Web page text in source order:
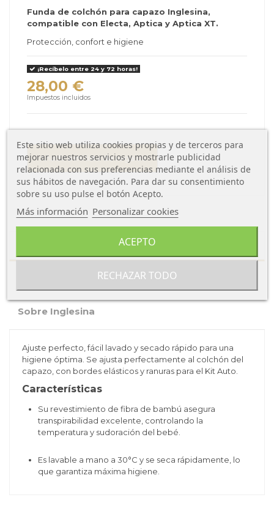
Funda de colchón para capazo Inglesina,
compatible con Electa, Aptica y Aptica XT.
Protección, confort e higiene
¡Recíbelo entre 24 y 72 horas!
28,00 €
Impuestos incluidos
Añadir a mi lista de regalos
Sobre Inglesina
Ajuste perfecto, fácil lavado y secado rápido para una
higiene óptima. Se ajusta perfectamente al colchón del
capazo, con bordes elásticos y ranuras para el Kit Auto.
Características
Su revestimiento de fibra de bambú asegura
transpirabilidad excelente, controlando la
temperatura y sudoración del bebé.
Es lavable a mano a 30°C y se seca rápidamente, lo
que garantiza máxima higiene.
Este sitio web utiliza cookies propias y de terceros para
mejorar nuestros servicios y mostrarle publicidad
relacionada con sus preferencias mediante el análisis de
sus hábitos de navegación. Para dar su consentimiento
sobre su uso pulse el botón Acepto.
Más información Personalizar cookies
RECHAZAR TODO
ACEPTO